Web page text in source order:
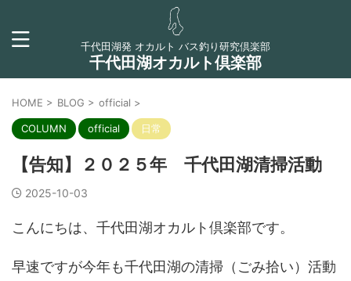
千代田湖発 オカルト バス釣り研究倶楽部
千代田湖オカルト倶楽部
HOME > BLOG > official >
COLUMN official 日常
【告知】２０２５年 千代田湖清掃活動
2025-10-03
こんにちは、千代田湖オカルト倶楽部です。
早速ですが今年も千代田湖の清掃（ごみ拾い）活動